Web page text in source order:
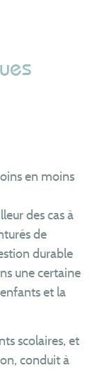
en moins
des cas à
de
durable
une certaine
et la
scolaires, et
conduit à